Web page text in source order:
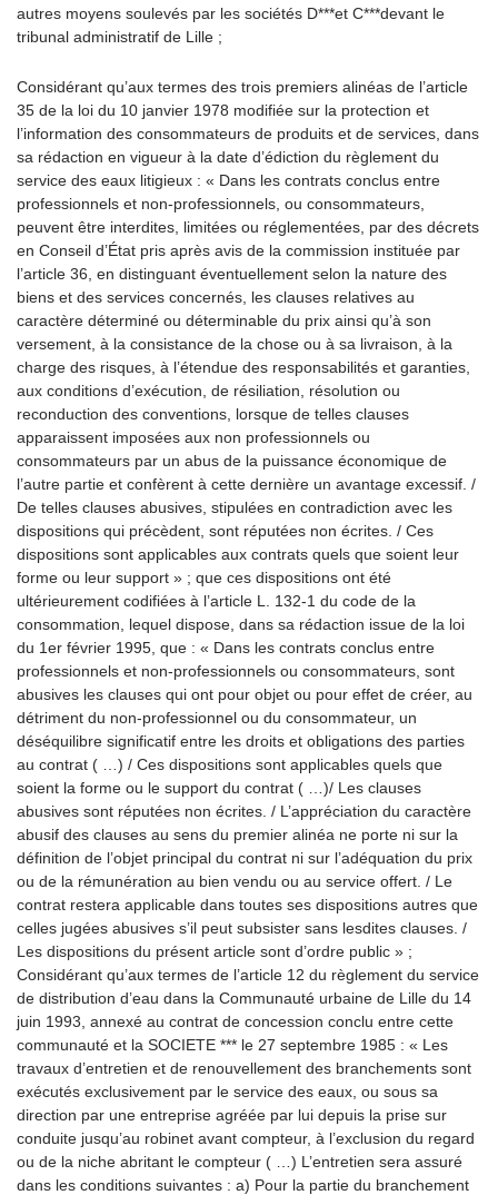
autres moyens soulevés par les sociétés D***et C***devant le
tribunal administratif de Lille ;
Considérant qu’aux termes des trois premiers alinéas de l’article
35 de la loi du 10 janvier 1978 modifiée sur la protection et
l’information des consommateurs de produits et de services, dans
sa rédaction en vigueur à la date d’édiction du règlement du
service des eaux litigieux : « Dans les contrats conclus entre
professionnels et non-professionnels, ou consommateurs,
peuvent être interdites, limitées ou réglementées, par des décrets
en Conseil d’État pris après avis de la commission instituée par
l’article 36, en distinguant éventuellement selon la nature des
biens et des services concernés, les clauses relatives au
caractère déterminé ou déterminable du prix ainsi qu’à son
versement, à la consistance de la chose ou à sa livraison, à la
charge des risques, à l’étendue des responsabilités et garanties,
aux conditions d’exécution, de résiliation, résolution ou
reconduction des conventions, lorsque de telles clauses
apparaissent imposées aux non professionnels ou
consommateurs par un abus de la puissance économique de
l’autre partie et confèrent à cette dernière un avantage excessif. /
De telles clauses abusives, stipulées en contradiction avec les
dispositions qui précèdent, sont réputées non écrites. / Ces
dispositions sont applicables aux contrats quels que soient leur
forme ou leur support » ; que ces dispositions ont été
ultérieurement codifiées à l’article L. 132-1 du code de la
consommation, lequel dispose, dans sa rédaction issue de la loi
du 1er février 1995, que : « Dans les contrats conclus entre
professionnels et non-professionnels ou consommateurs, sont
abusives les clauses qui ont pour objet ou pour effet de créer, au
détriment du non-professionnel ou du consommateur, un
déséquilibre significatif entre les droits et obligations des parties
au contrat ( …) / Ces dispositions sont applicables quels que
soient la forme ou le support du contrat ( …)/ Les clauses
abusives sont réputées non écrites. / L’appréciation du caractère
abusif des clauses au sens du premier alinéa ne porte ni sur la
définition de l’objet principal du contrat ni sur l’adéquation du prix
ou de la rémunération au bien vendu ou au service offert. / Le
contrat restera applicable dans toutes ses dispositions autres que
celles jugées abusives s’il peut subsister sans lesdites clauses. /
Les dispositions du présent article sont d’ordre public » ;
Considérant qu’aux termes de l’article 12 du règlement du service
de distribution d’eau dans la Communauté urbaine de Lille du 14
juin 1993, annexé au contrat de concession conclu entre cette
communauté et la SOCIETE *** le 27 septembre 1985 : « Les
travaux d’entretien et de renouvellement des branchements sont
exécutés exclusivement par le service des eaux, ou sous sa
direction par une entreprise agréée par lui depuis la prise sur
conduite jusqu’au robinet avant compteur, à l’exclusion du regard
ou de la niche abritant le compteur ( …) L’entretien sera assuré
dans les conditions suivantes : a) Pour la partie du branchement